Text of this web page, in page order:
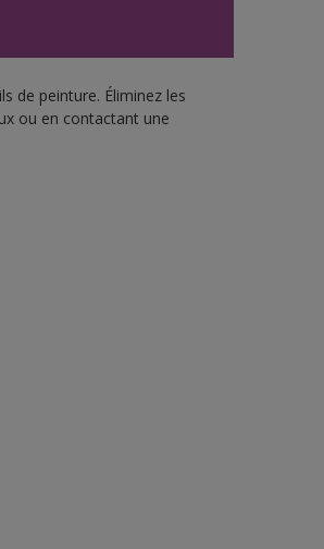
de peinture. Éliminez les
ou en contactant une